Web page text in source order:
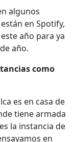
algunos
en Spotify,
año para ya
año.
como
es en casa de
tiene armada
la instancia de
en